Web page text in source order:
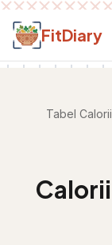
Salt la conținut
FitDiary
Tabel Calorii
Calorii